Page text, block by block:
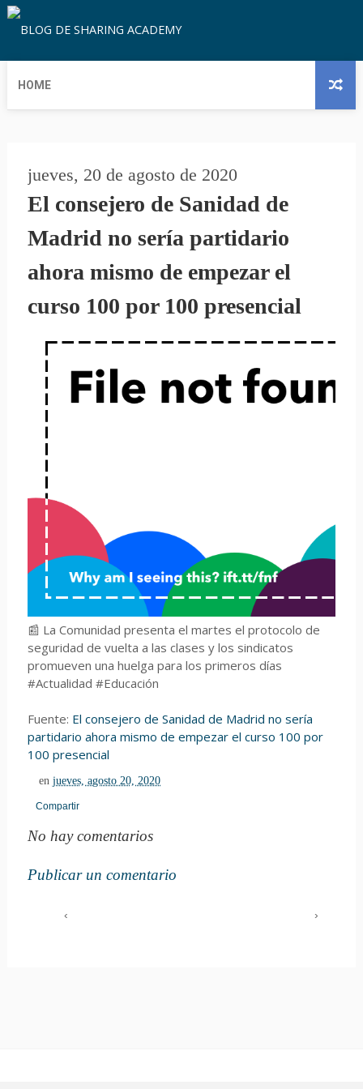
HOME
jueves, 20 de agosto de 2020
El consejero de Sanidad de
Madrid no sería partidario
ahora mismo de empezar el
curso 100 por 100 presencial
📰 La Comunidad presenta el martes el protocolo de
seguridad de vuelta a las clases y los sindicatos
promueven una huelga para los primeros días
#Actualidad #Educación
Fuente: El consejero de Sanidad de Madrid no sería
partidario ahora mismo de empezar el curso 100 por
100 presencial
enjueves, agosto 20, 2020
Compartir
No hay comentarios
Publicar un comentario
‹ ›